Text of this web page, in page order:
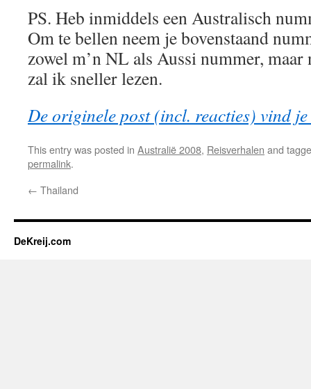
PS. Heb inmiddels een Australisch
Om te bellen neem je bovenstaand
zowel m’n NL als Aussi nummer,
zal ik sneller lezen.
De originele post (incl. reacties) vind
This entry was posted in Australië 2008, Reisverhalen and
permalink.
← Thailand
DeKreij.com